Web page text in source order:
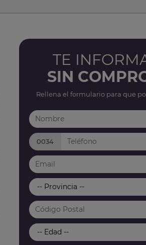
TE
SIN
Rellena el formulario para que
0034